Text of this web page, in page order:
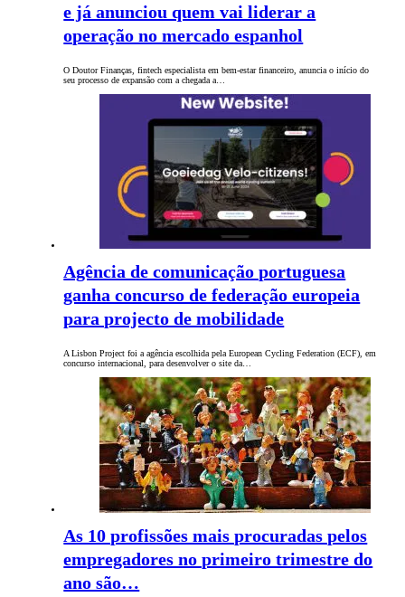
e já anunciou quem vai liderar a
operação no mercado espanhol
O Doutor Finanças, fintech especialista em bem-estar financeiro, anuncia o início do
seu processo de expansão com a chegada a…
Agência de comunicação portuguesa
ganha concurso de federação europeia
para projecto de mobilidade
A Lisbon Project foi a agência escolhida pela European Cycling Federation (ECF), em
concurso internacional, para desenvolver o site da…
As 10 profissões mais procuradas pelos
empregadores no primeiro trimestre do
ano são…